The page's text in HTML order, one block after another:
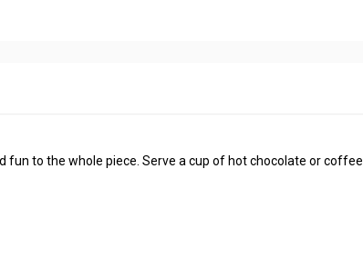
to the whole piece. Serve a cup of hot chocolate or coffee